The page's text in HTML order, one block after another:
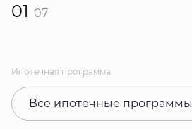
01 07
Ипотечная программа
Все ипотечные программы